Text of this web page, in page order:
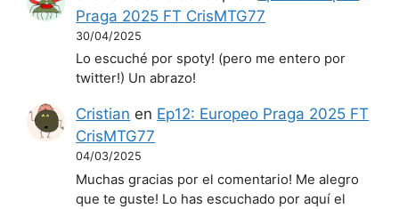
Praga 2025 FT CrisMTG77
30/04/2025
Lo escuché por spoty! (pero me entero por
twitter!) Un abrazo!
Cristian en Ep12: Europeo Praga 2025 FT
CrisMTG77
04/03/2025
Muchas gracias por el comentario! Me alegro
que te guste! Lo has escuchado por aquí el